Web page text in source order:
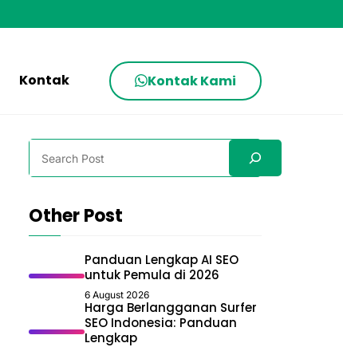
Kontak Kontak Kami
Search
Other Post
Panduan Lengkap AI SEO
untuk Pemula di 2026
6 August 2026
Harga Berlangganan Surfer
SEO Indonesia: Panduan
Lengkap